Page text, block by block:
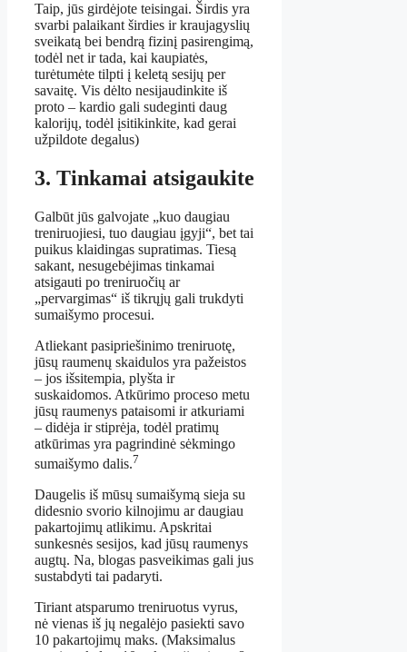
Taip, jūs girdėjote teisingai. Širdis yra
svarbi palaikant širdies ir kraujagyslių
sveikatą bei bendrą fizinį pasirengimą,
todėl net ir tada, kai kaupiatės,
turėtumėte tilpti į keletą sesijų per
savaitę. Vis dėlto nesijaudinkite iš
proto – kardio gali sudeginti daug
kalorijų, todėl įsitikinkite, kad gerai
užpildote degalus)
3. Tinkamai atsigaukite
Galbūt jūs galvojate „kuo daugiau
treniruojiesi, tuo daugiau įgyji“, bet tai
puikus klaidingas supratimas. Tiesą
sakant, nesugebėjimas tinkamai
atsigauti po treniruočių ar
„pervargimas“ iš tikrųjų gali trukdyti
sumaišymo procesui.
Atliekant pasipriešinimo treniruotę,
jūsų raumenų skaidulos yra pažeistos
– jos išsitempia, plyšta ir
suskaidomos. Atkūrimo proceso metu
jūsų raumenys pataisomi ir atkuriami
– didėja ir stiprėja, todėl pratimų
atkūrimas yra pagrindinė sėkmingo
sumaišymo dalis.7
Daugelis iš mūsų sumaišymą sieja su
didesnio svorio kilnojimu ar daugiau
pakartojimų atlikimu. Apskritai
sunkesnės sesijos, kad jūsų raumenys
augtų. Na, blogas pasveikimas gali jus
sustabdyti tai padaryti.
Tiriant atsparumo treniruotus vyrus,
nė vienas iš jų negalėjo pasiekti savo
10 pakartojimų maks. (Maksimalus